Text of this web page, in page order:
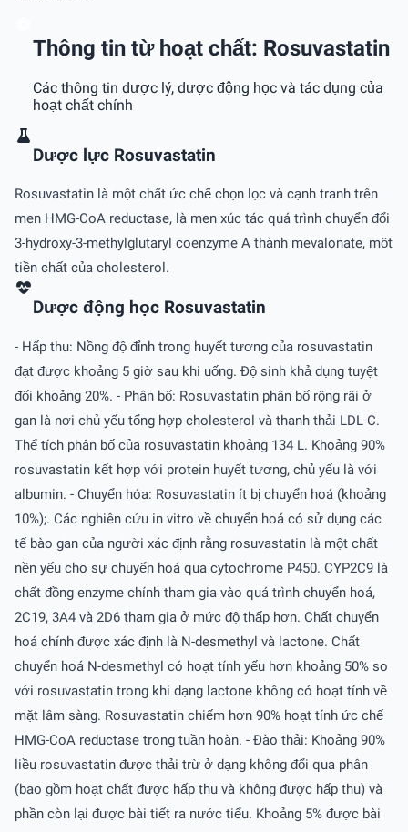
Thông tin từ hoạt chất: Rosuvastatin
Các thông tin dược lý, dược động học và tác dụng của
hoạt chất chính
Dược lực Rosuvastatin
Rosuvastatin là một chất ức chế chọn lọc và cạnh tranh trên
men HMG-CoA reductase, là men xúc tác quá trình chuyển đổi
3-hydroxy-3-methylglutaryl coenzyme A thành mevalonate, một
tiền chất của cholesterol.
Dược động học Rosuvastatin
- Hấp thu: Nồng độ đỉnh trong huyết tương của rosuvastatin
đạt được khoảng 5 giờ sau khi uống. Ðộ sinh khả dụng tuyệt
đối khoảng 20%. - Phân bố: Rosuvastatin phân bố rộng rãi ở
gan là nơi chủ yếu tổng hợp cholesterol và thanh thải LDL-C.
Thể tích phân bố của rosuvastatin khoảng 134 L. Khoảng 90%
rosuvastatin kết hợp với protein huyết tương, chủ yếu là với
albumin. - Chuyển hóa: Rosuvastatin ít bị chuyển hoá (khoảng
10%);. Các nghiên cứu in vitro về chuyển hoá có sử dụng các
tế bào gan của người xác định rằng rosuvastatin là một chất
nền yếu cho sự chuyển hoá qua cytochrome P450. CYP2C9 là
chất đồng enzyme chính tham gia vào quá trình chuyển hoá,
2C19, 3A4 và 2D6 tham gia ở mức độ thấp hơn. Chất chuyển
hoá chính được xác định là N-desmethyl và lactone. Chất
chuyển hoá N-desmethyl có hoạt tính yếu hơn khoảng 50% so
với rosuvastatin trong khi dạng lactone không có hoạt tính về
mặt lâm sàng. Rosuvastatin chiếm hơn 90% hoạt tính ức chế
HMG-CoA reductase trong tuần hoàn. - Ðào thải: Khoảng 90%
liều rosuvastatin được thải trừ ở dạng không đổi qua phân
(bao gồm hoạt chất được hấp thu và không được hấp thu) và
phần còn lại được bài tiết ra nước tiểu. Khoảng 5% được bài